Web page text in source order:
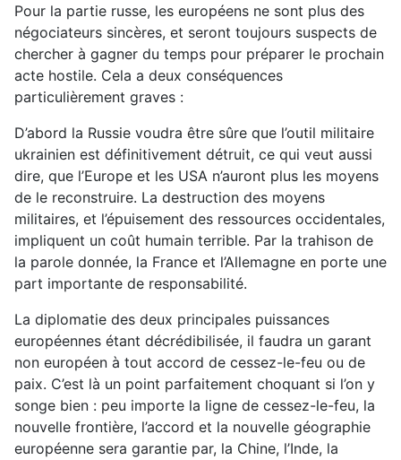
Pour la partie russe, les européens ne sont plus des
négociateurs sincères, et seront toujours suspects de
chercher à gagner du temps pour préparer le prochain
acte hostile. Cela a deux conséquences
particulièrement graves :
D’abord la Russie voudra être sûre que l’outil militaire
ukrainien est définitivement détruit, ce qui veut aussi
dire, que l’Europe et les USA n’auront plus les moyens
de le reconstruire. La destruction des moyens
militaires, et l’épuisement des ressources occidentales,
impliquent un coût humain terrible. Par la trahison de
la parole donnée, la France et l’Allemagne en porte une
part importante de responsabilité.
La diplomatie des deux principales puissances
européennes étant décrédibilisée, il faudra un garant
non européen à tout accord de cessez-le-feu ou de
paix. C’est là un point parfaitement choquant si l’on y
songe bien : peu importe la ligne de cessez-le-feu, la
nouvelle frontière, l’accord et la nouvelle géographie
européenne sera garantie par, la Chine, l’Inde, la